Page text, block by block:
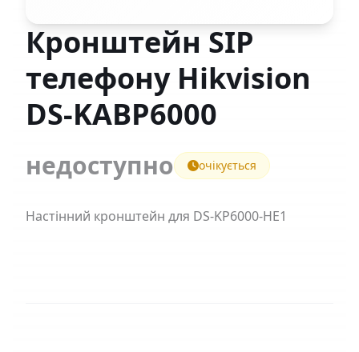
Кронштейн SIP
телефону Hikvision
DS-KABP6000
недоступно очікується
Настінний кронштейн для DS-KP6000-HE1